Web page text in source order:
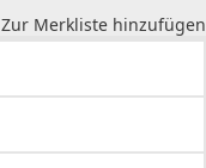
Zur Merkliste hinzufügen